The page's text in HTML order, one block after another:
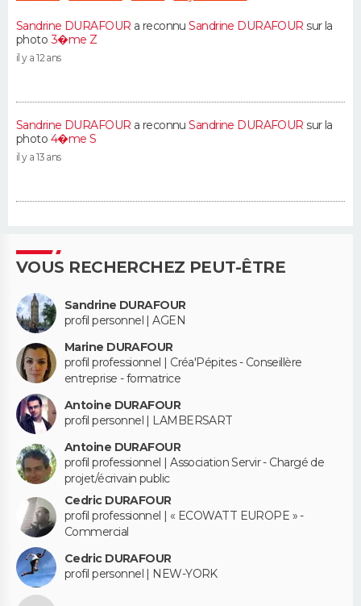
Sandrine DURAFOUR a reconnuSandrine DURAFOUR sur la
photo 3�me Z
il y a 12 ans
Sandrine DURAFOUR a reconnuSandrine DURAFOUR sur la
photo 4�me S
il y a 13 ans
VOUS RECHERCHEZ PEUT-ÊTRE
Sandrine DURAFOUR
profil personnel | AGEN
Marine DURAFOUR
profil professionnel | Créa'Pépites - Conseillère
entreprise - formatrice
Antoine DURAFOUR
profil personnel | LAMBERSART
Antoine DURAFOUR
profil professionnel | Association Servir - Chargé de
projet/écrivain public
Cedric DURAFOUR
profil professionnel | « ECOWATT EUROPE » -
Commercial
Cedric DURAFOUR
profil personnel | NEW-YORK